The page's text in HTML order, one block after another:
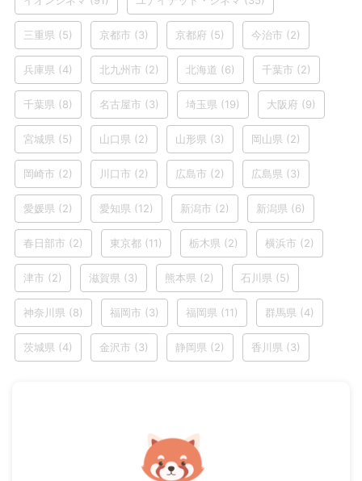
三重県 (5) 京都市 (3) 京都府 (5) 今治市 (2)
兵庫県 (4) 北九州市 (2) 北海道 (6) 千葉市 (2)
千葉県 (8) 名古屋市 (3) 埼玉県 (19) 大阪府 (9)
宮城県 (5) 山口県 (2) 山形県 (3) 岡山県 (2)
岡崎市 (2) 川口市 (2) 広島市 (2) 広島県 (3)
愛媛県 (2) 愛知県 (12) 新潟市 (2) 新潟県 (6)
春日部市 (2) 東京都 (11) 栃木県 (2) 横浜市 (2)
津市 (2) 滋賀県 (3) 熊本県 (2) 石川県 (5)
神奈川県 (8) 福岡市 (3) 福岡県 (11) 群馬県 (4)
茨城県 (4) 金沢市 (3) 静岡県 (2) 香川県 (3)